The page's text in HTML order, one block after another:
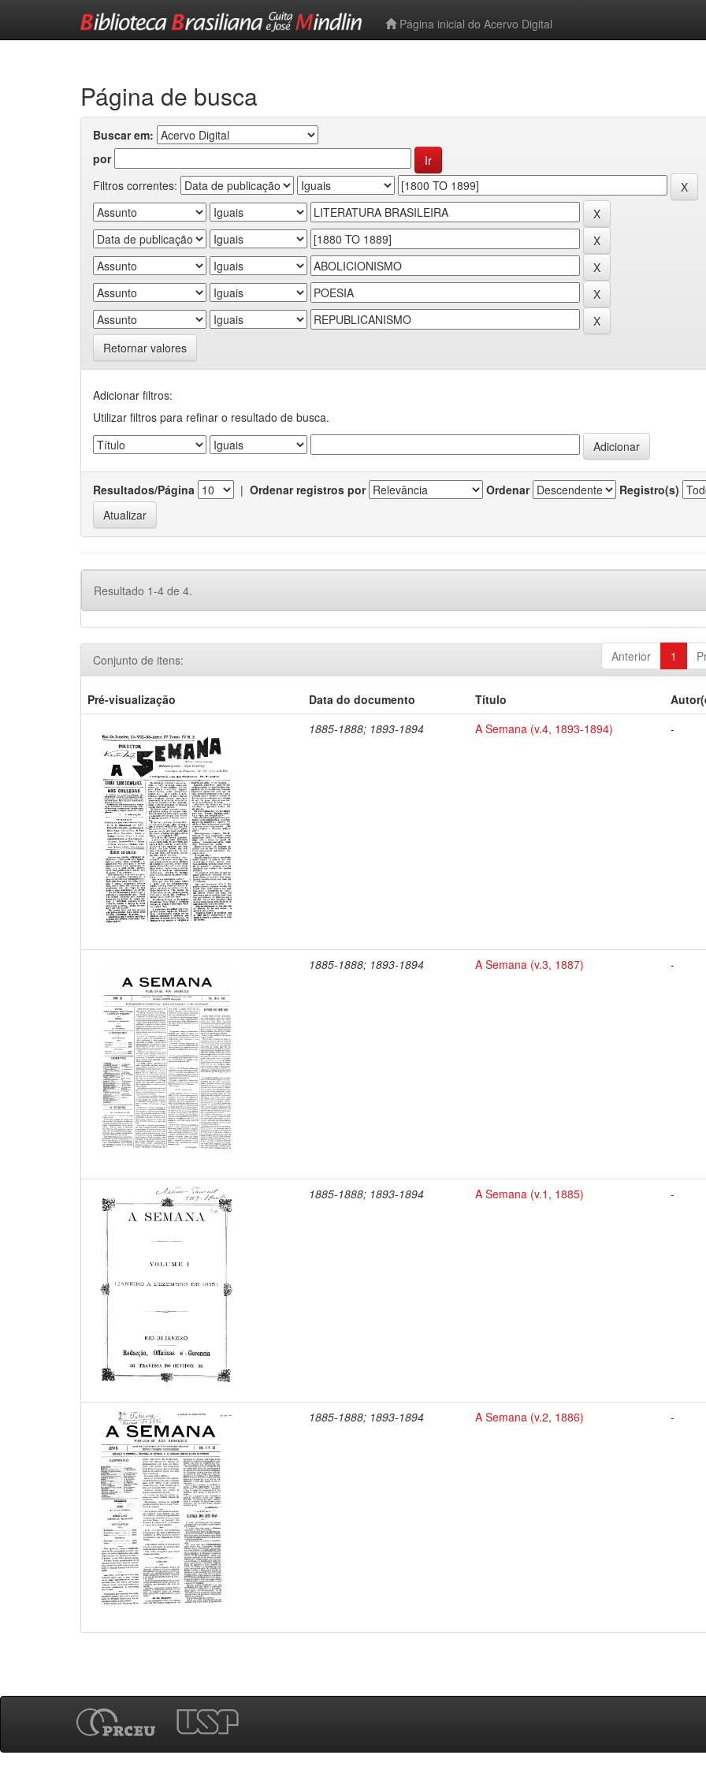
Página inicial do Acervo Digital
Página de busca
Buscar em:
por
Filtros correntes:
Retornar valores
Adicionar filtros:
Utilizar filtros para refinar o resultado de busca.
Resultados/Página | Ordenar registros por Ordenar Registro(s)
Resultado 1-4 de 4.
Anterior 1
Conjunto de itens:
Pré-visualização Data do documento Título
1885-1888; 1893-1894
A Semana (v.4, 1893-1894) -
1885-1888; 1893-1894 A Semana (v.3, 1887) -
1885-1888; 1893-1894 A Semana (v.1, 1885) -
1885-1888; 1893-1894 A Semana (v.2, 1886) -